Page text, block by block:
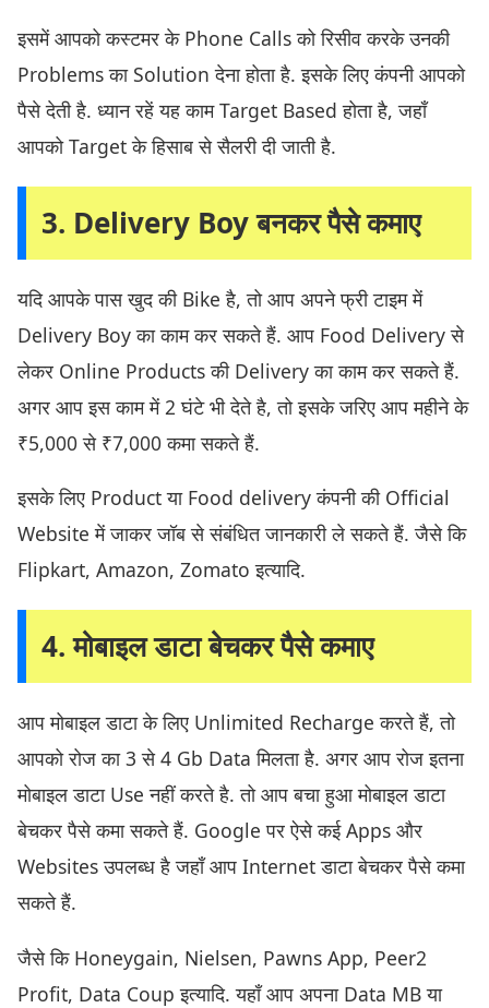
इसमें आपको कस्टमर के Phone Calls को रिसीव करके उनकी
Problems का Solution देना होता है. इसके लिए कंपनी आपको
पैसे देती है. ध्यान रहें यह काम Target Based होता है, जहाँ
आपको Target के हिसाब से सैलरी दी जाती है.
3. Delivery Boy बनकर पैसे कमाए
यदि आपके पास खुद की Bike है, तो आप अपने फ्री टाइम में
Delivery Boy का काम कर सकते हैं. आप Food Delivery से
लेकर Online Products की Delivery का काम कर सकते हैं.
अगर आप इस काम में 2 घंटे भी देते है, तो इसके जरिए आप महीने के
₹5,000 से ₹7,000 कमा सकते हैं.
इसके लिए Product या Food delivery कंपनी की Official
Website में जाकर जॉब से संबंधित जानकारी ले सकते हैं. जैसे कि
Flipkart, Amazon, Zomato इत्यादि.
4. मोबाइल डाटा बेचकर पैसे कमाए
आप मोबाइल डाटा के लिए Unlimited Recharge करते हैं, तो
आपको रोज का 3 से 4 Gb Data मिलता है. अगर आप रोज इतना
मोबाइल डाटा Use नहीं करते है. तो आप बचा हुआ मोबाइल डाटा
बेचकर पैसे कमा सकते हैं. Google पर ऐसे कई Apps और
Websites उपलब्ध है जहाँ आप Internet डाटा बेचकर पैसे कमा
सकते हैं.
जैसे कि Honeygain, Nielsen, Pawns App, Peer2
Profit, Data Coup इत्यादि. यहाँ आप अपना Data MB या